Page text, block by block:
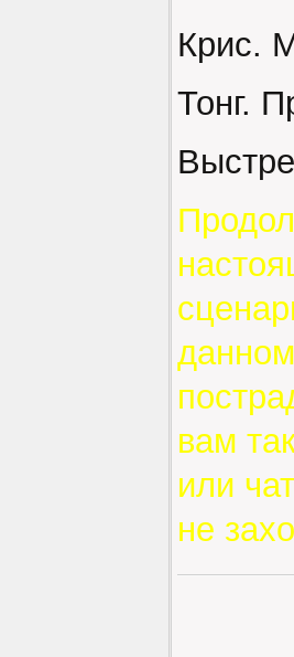
Крис.
Тонг.
вам
или
не